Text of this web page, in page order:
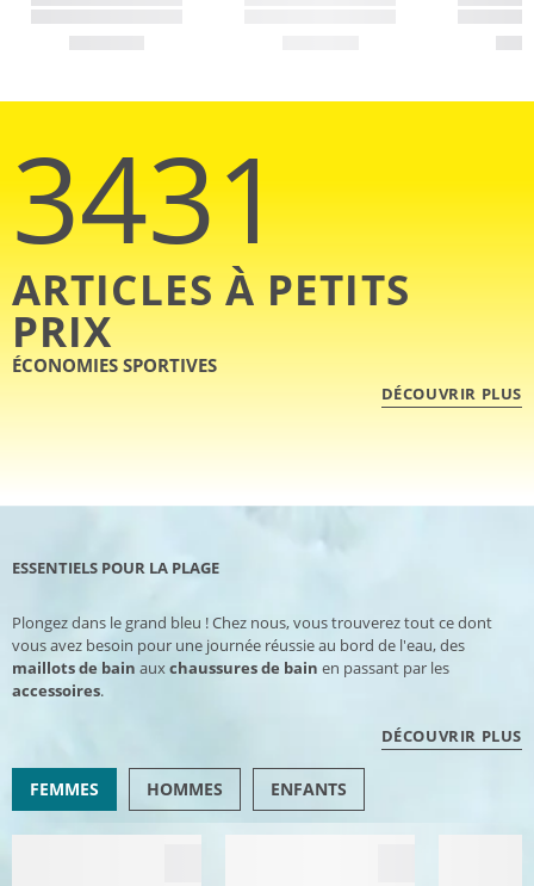
3431
ARTICLES À PETITS
PRIX
ÉCONOMIES SPORTIVES
DÉCOUVRIR PLUS
ESSENTIELS POUR LA PLAGE
Plongez dans le grand bleu ! Chez nous, vous trouverez tout ce dont
vous avez besoin pour une journée réussie au bord de l'eau, des
maillots de bain auxchaussures de bain en passant par les
accessoires.
DÉCOUVRIR PLUS
FEMMES HOMMES ENFANTS